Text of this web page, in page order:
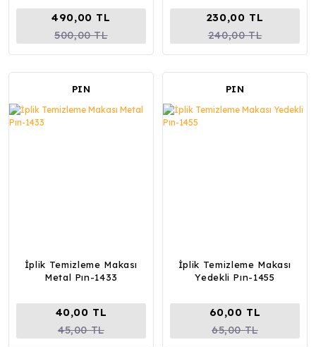
490,00 TL
500,00 TL
230,00 TL
240,00 TL
PIN
İplik Temizleme Makası
Metal Pın-1433
40,00 TL
45,00 TL
PIN
İplik Temizleme Makası
Yedekli Pın-1455
60,00 TL
65,00 TL